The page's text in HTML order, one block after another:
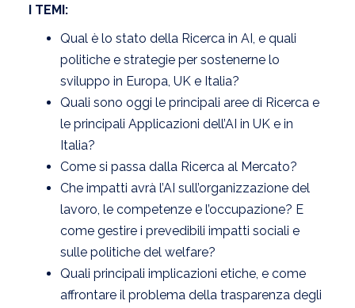
I TEMI:
Qual è lo stato della Ricerca in AI, e quali
politiche e strategie per sostenerne lo
sviluppo in Europa, UK e Italia?
Quali sono oggi le principali aree di Ricerca e
le principali Applicazioni dell’AI in UK e in
Italia?
Come si passa dalla Ricerca al Mercato?
Che impatti avrà l’AI sull’organizzazione del
lavoro, le competenze e l’occupazione? E
come gestire i prevedibili impatti sociali e
sulle politiche del welfare?
Quali principali implicazioni etiche, e come
affrontare il problema della trasparenza degli